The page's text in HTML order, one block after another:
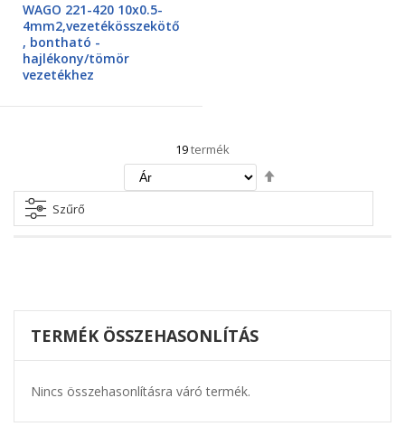
WAGO 221-420 10x0.5-
4mm2,vezetékösszekötő
, bontható -
hajlékony/tömör
vezetékhez
19termék
irány
Szűrő
TERMÉK ÖSSZEHASONLÍTÁS
Nincs összehasonlításra váró termék.